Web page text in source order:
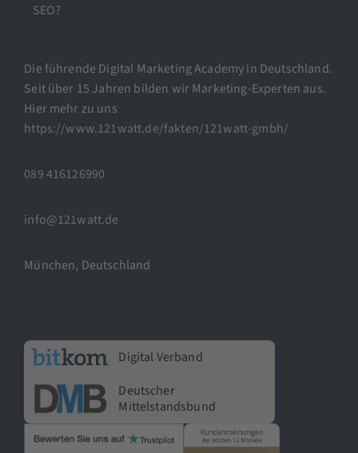
SEO?
Die führende Digital Marketing Academy in Deutschland.
Seit über 15 Jahren bilden wir Marketing-Experten aus.
Hier mehr zu uns
https://www.121watt.de/fakten/121watt-gmbh/
089 416126990
info@121watt.de
München, Deutschland
Digital Verband
Deutscher
Mittelstandsbund